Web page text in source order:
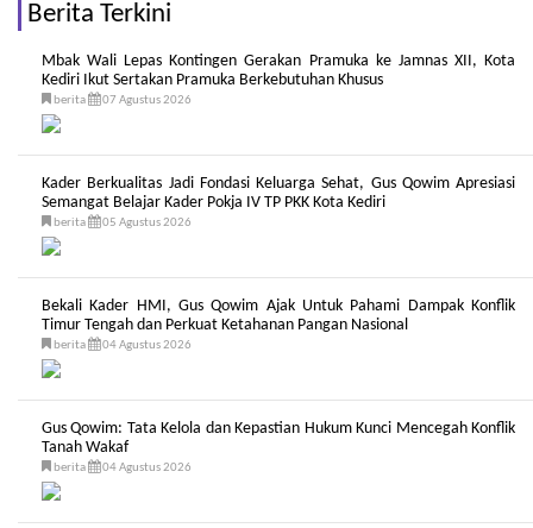
Berita Terkini
Mbak Wali Lepas Kontingen Gerakan Pramuka ke Jamnas XII, Kota
Kediri Ikut Sertakan Pramuka Berkebutuhan Khusus
berita 07 Agustus 2026
Kader Berkualitas Jadi Fondasi Keluarga Sehat, Gus Qowim Apresiasi
Semangat Belajar Kader Pokja IV TP PKK Kota Kediri
berita 05 Agustus 2026
Bekali Kader HMI, Gus Qowim Ajak Untuk Pahami Dampak Konflik
Timur Tengah dan Perkuat Ketahanan Pangan Nasional
berita 04 Agustus 2026
Gus Qowim: Tata Kelola dan Kepastian Hukum Kunci Mencegah Konflik
Tanah Wakaf
berita 04 Agustus 2026